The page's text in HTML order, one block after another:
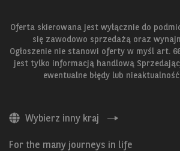
Oferta skierowana jest wyłącznie do
się zawodowo sprzedażą oraz
Ogłoszenie nie stanowi oferty w myśl art.
jest tylko informacją handlową
ewentualne błędy lub
Wybierz inny kraj
For the many journeys in life